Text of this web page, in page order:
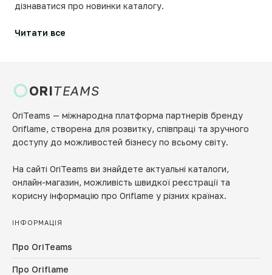
дізнаватися про новинки каталогу.
Читати все
ORITEAMS
OriTeams — міжнародна платформа партнерів бренду
Oriflame, створена для розвитку, співпраці та зручного
доступу до можливостей бізнесу по всьому світу.
На сайті OriTeams ви знайдете актуальні каталоги,
онлайн-магазин, можливість швидкої реєстрації та
корисну інформацію про Oriflame у різних країнах.
ІНФОРМАЦІЯ
Про OriTeams
Про Oriflame